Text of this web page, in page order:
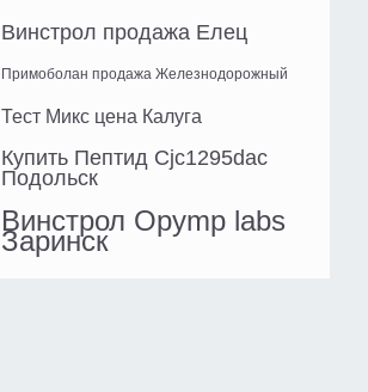
Винстрол продажа Елец
Примоболан продажа Железнодорожный
Тест Микс цена Калуга
Купить Пептид Cjc1295dac
Подольск
Винстрол Opymp labs
Заринск